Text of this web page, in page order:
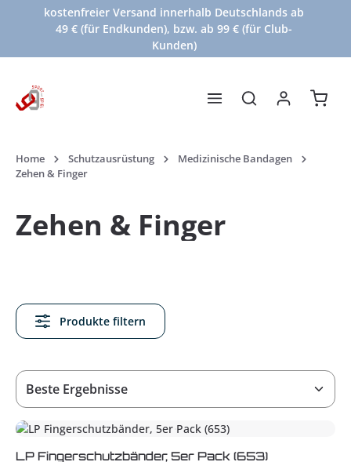
Zum Hauptinhalt springen
kostenfreier Versand innerhalb Deutschlands ab
49 € (für Endkunden), bzw. ab 99 € (für Club-
Kunden)
Home Schutzausrüstung
Medizinische Bandagen
Zehen & Finger
Zehen & Finger
Produkte filtern
LP Fingerschutzbänder, 5er Pack (653)